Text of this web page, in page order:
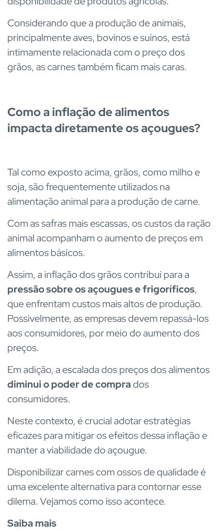
Considerando que a produção de animais,
principalmente aves, bovinos e suínos, está
intimamente relacionada com o preço dos
grãos, as carnes também ficam mais caras.
Como a inflação de alimentos
impacta diretamente os açougues?
Tal como exposto acima, grãos, como milho e
soja, são frequentemente utilizados na
alimentação animal para a produção de carne.
Com as safras mais escassas, os custos da ração
animal acompanham o aumento de preços em
alimentos básicos.
Assim, a inflação dos grãos contribui para a
pressão sobre os açougues e frigoríficos,
que enfrentam custos mais altos de produção.
Possivelmente, as empresas devem repassá-los
aos consumidores, por meio do aumento dos
preços.
Em adição, a escalada dos preços dos alimentos
diminui o poder de comprados
consumidores.
Neste contexto, é crucial adotar estratégias
eficazes para mitigar os efeitos dessa inflação e
manter a viabilidade do açougue.
Disponibilizar carnes com ossos de qualidade é
uma excelente alternativa para contornar esse
dilema. Vejamos como isso acontece.
Saiba mais